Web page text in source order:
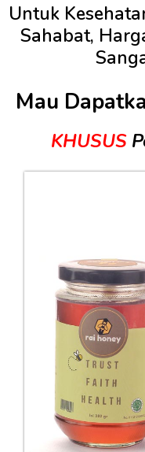
Untuk
Sahabat,
Mau
KHUSUS